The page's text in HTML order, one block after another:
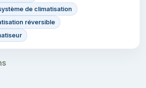
de climatisation
réversible